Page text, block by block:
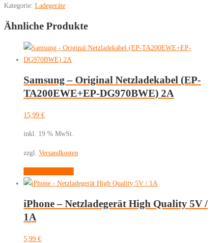
25W
C
Kategorie: Ladegeräte
Ähnliche Produkte
Samsung – Original Netzladekabel (EP-
TA200EWE+EP-DG970BWE) 2A
15,99 €
inkl. 19 % MwSt.
zzgl. Versandkosten
iPhone – Netzladegerät High Quality 5V /
1A
5,99 €